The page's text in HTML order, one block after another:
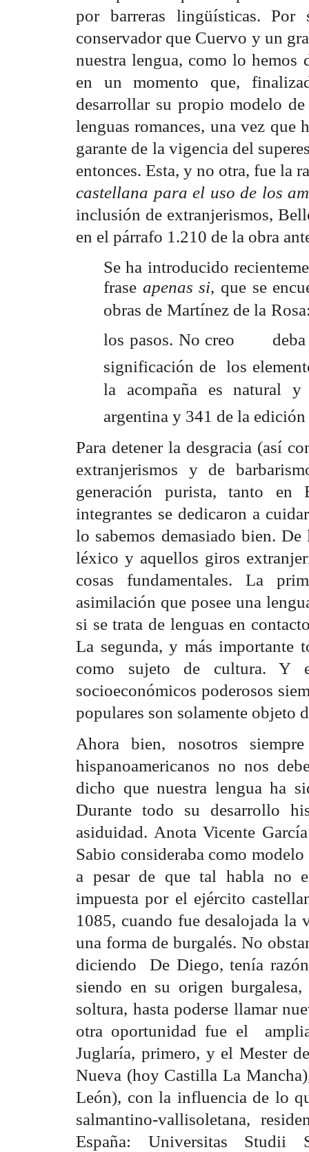
por barreras lingüísticas.
conservador que Cuervo y un
nuestra lengua, como lo hemos
en un momento que,
desarrollar su propio modelo
lenguas romances, una vez que
garante de la vigencia del
entonces. Esta, y no otra, fue la
castellana para el uso de los
inclusión de extranjerismos,
en el párrafo 1.210 de la obra
Se ha introducido
frase apenas si, que se
obras de Martínez de la
los pasos. No creo deba
significación de los
la acompaña es natural
argentina y 341 de la edición
Para detener la desgracia (así
extranjerismos y de
generación purista, tanto en
integrantes se dedicaron a
lo sabemos demasiado bien.
léxico y aquellos giros
cosas fundamentales. La
asimilación que posee una
si se trata de lenguas en
La segunda, y más importante
como sujeto de cultura. Y
socioeconómicos poderosos
populares son solamente objeto
Ahora bien, nosotros
hispanoamericanos no nos
dicho que nuestra lengua ha
Durante todo su desarrollo
asiduidad. Anota Vicente
Sabio consideraba como modelo
a pesar de que tal habla no
impuesta por el ejército
1085, cuando fue desalojada la
una forma de burgalés. No
diciendo De Diego, tenía
siendo en su origen
soltura, hasta poderse llamar
otra oportunidad fue el
Juglaría, primero, y el Mester
Nueva (hoy Castilla La
León), con la influencia de lo
salmantino-vallisoletana,
España: Universitas Studii